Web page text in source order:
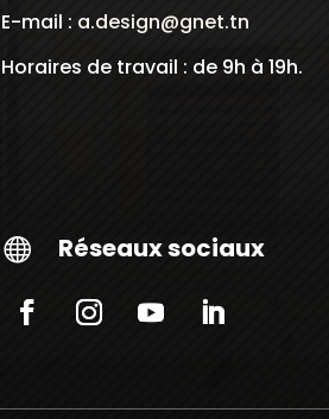
E-mail : a.design@gnet.tn
Horaires de travail : de 9h à 19h.
 Réseaux sociaux